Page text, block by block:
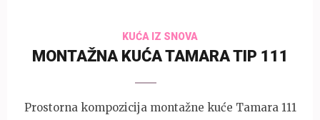
KUĆA IZ SNOVA
MONTAŽNA KUĆA TAMARA TIP 111
Prostorna kompozicija montažne kuće Tamara 111